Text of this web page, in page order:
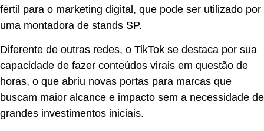
fértil para o marketing digital, que pode ser utilizado por
uma montadora de stands SP.
Diferente de outras redes, o TikTok se destaca por sua
capacidade de fazer conteúdos virais em questão de
horas, o que abriu novas portas para marcas que
buscam maior alcance e impacto sem a necessidade de
grandes investimentos iniciais.